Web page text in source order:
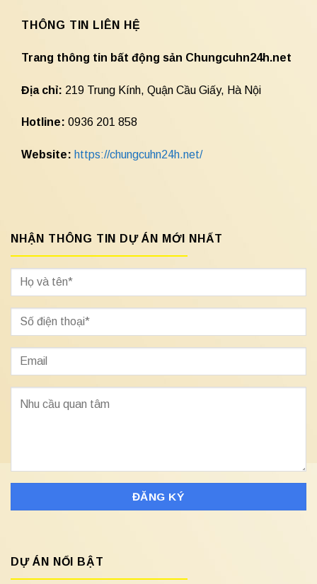
THÔNG TIN LIÊN HỆ
Trang thông tin bất động sản Chungcuhn24h.net
Địa chỉ: 219 Trung Kính, Quận Cầu Giấy, Hà Nội
Hotline: 0936 201 858
Website: https://chungcuhn24h.net/
NHẬN THÔNG TIN DỰ ÁN MỚI NHẤT
DỰ ÁN NỔI BẬT